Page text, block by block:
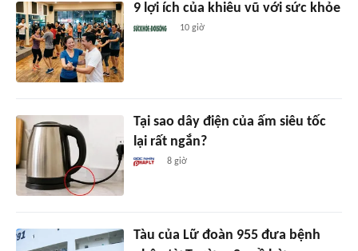
9 lợi ích của khiêu vũ với sức khỏe
10 giờ
Tại sao dây điện của ấm siêu tốc
lại rất ngắn?
8 giờ
Tàu của Lữ đoàn 955 đưa bệnh